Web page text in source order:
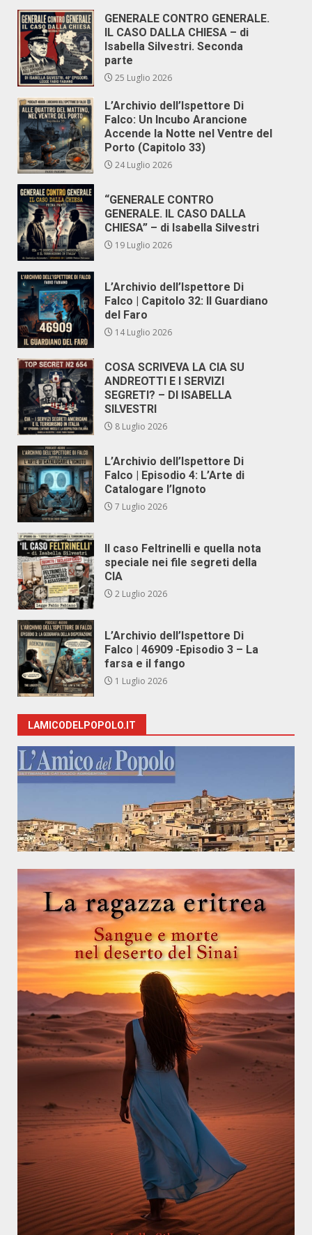
GENERALE CONTRO GENERALE.
IL CASO DALLA CHIESA – di
Isabella Silvestri. Seconda
parte
25 Luglio 2026
L’Archivio dell’Ispettore Di
Falco: Un Incubo Arancione
Accende la Notte nel Ventre del
Porto (Capitolo 33)
24 Luglio 2026
“GENERALE CONTRO
GENERALE. IL CASO DALLA
CHIESA” – di Isabella Silvestri
19 Luglio 2026
L’Archivio dell’Ispettore Di
Falco | Capitolo 32: Il Guardiano
del Faro
14 Luglio 2026
COSA SCRIVEVA LA CIA SU
ANDREOTTI E I SERVIZI
SEGRETI? – DI ISABELLA
SILVESTRI
8 Luglio 2026
L’Archivio dell’Ispettore Di
Falco | Episodio 4: L’Arte di
Catalogare l’Ignoto
7 Luglio 2026
Il caso Feltrinelli e quella nota
speciale nei file segreti della
CIA
2 Luglio 2026
L’Archivio dell’Ispettore Di
Falco | 46909 -Episodio 3 – La
farsa e il fango
1 Luglio 2026
LAMICODELPOPOLO.IT